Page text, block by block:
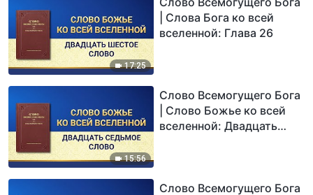
17:25
| Слова Бога ко всей
вселенной: Глава 26
15:56
Слово Всемогущего Бога
| Слово Божье ко всей
вселенной: Двадцать
Слово Всемогущего Бога